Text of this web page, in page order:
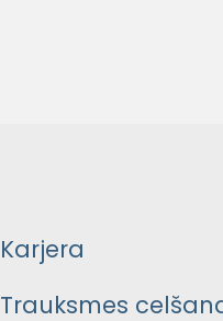
Karjera
Trauksmes